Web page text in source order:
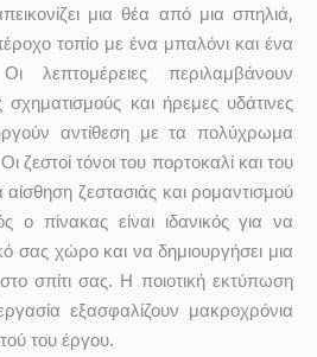
μια θέα από μια σπηλιά,
τοπίο με ένα μπαλόνι και ένα
λεπτομέρειες περιλαμβάνουν
και ήρεμες υδάτινες
αντίθεση με τα πολύχρωμα
ζεστοί τόνοι του πορτοκαλί και του
αίσθηση ζεστασιάς και ρομαντισμού
ο πίνακας είναι ιδανικός για να
σας χώρο και να δημιουργήσει μια
σπίτι σας. Η ποιοτική εκτύπωση
εξασφαλίζουν μακροχρόνια
του έργου.